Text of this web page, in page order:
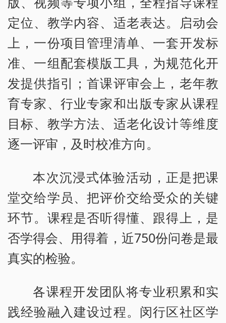
定位、教学内容、适老表达。启动会
上，一份项目管理清单、一套开发标
准、一组配套模版工具，为规范化开
发提供指引；首课评审会上，老年教
育专家、行业专家和出版专家从课程
目标、教学方法、适老化设计等维度
逐一评审，及时校准方向。
本次沉浸式体验活动，正是把课
堂交给学员、把评价交给受众的关键
环节。课程是否听得懂、跟得上，是
否学得会、用得着，近750份问卷是最
真实的检验。
各课程开发团队将专业积累和实
践经验融入建设过程。闵行区社区学